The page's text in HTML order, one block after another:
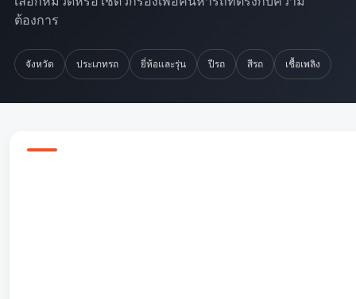
ต้องการ
จังหวัด ประเภทรถ ยี่ห้อและรุ่น ปีรถ สีรถ เชื้อเพลิง